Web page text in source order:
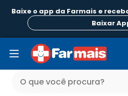
Baixe o app da Farmais e
Baixar